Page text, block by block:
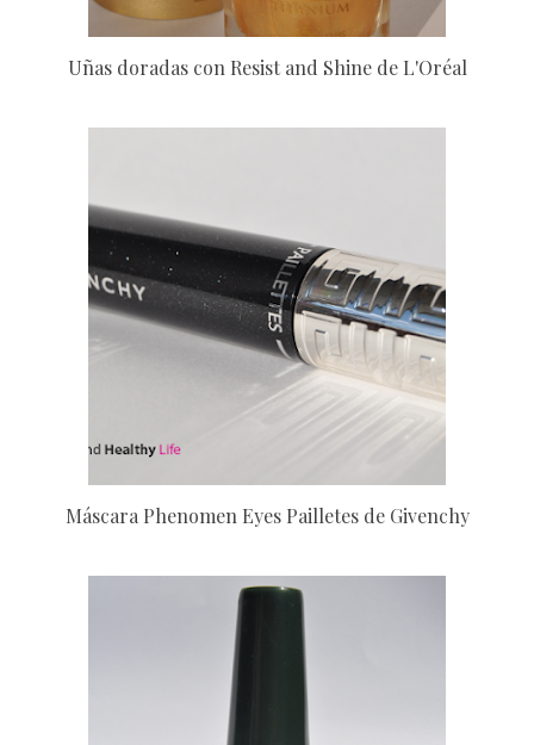
Uñas doradas con Resist and Shine de L'Oréal
Máscara Phenomen Eyes Pailletes de Givenchy